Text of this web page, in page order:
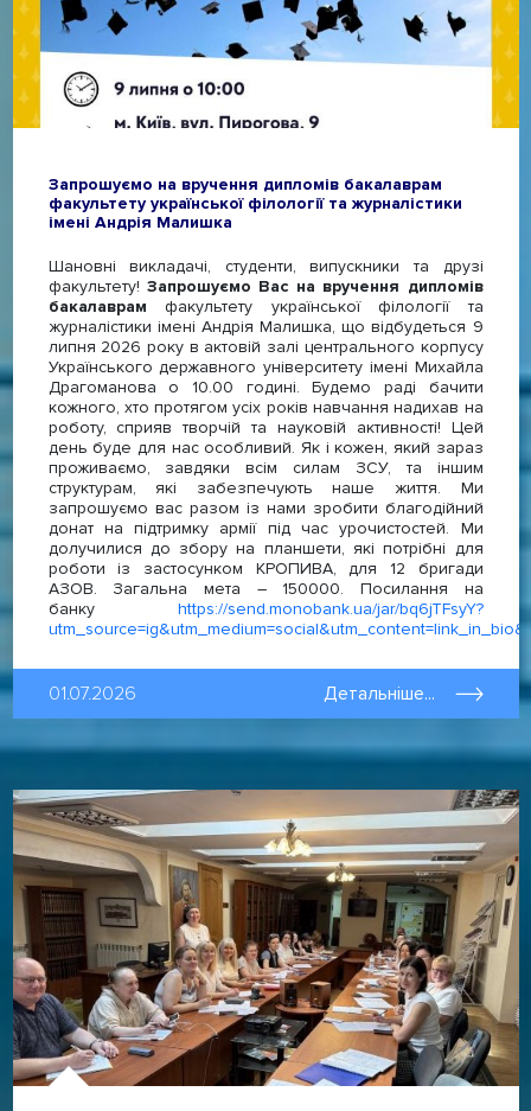
Запрошуємо на вручення дипломів бакалаврам
факультету української філології та журналістики
імені Андрія Малишка
Шановні викладачі, студенти, випускники та друзі
факультету! Запрошуємо Вас на вручення дипломів
бакалаврам факультету української філології та
журналістики імені Андрія Малишка, що відбудеться 9
липня 2026 року в актовій залі центрального корпусу
Українського державного університету імені Михайла
Драгоманова о 10.00 годині. Будемо раді бачити
кожного, хто протягом усіх років навчання надихав на
роботу, сприяв творчій та науковій активності! Цей
день буде для нас особливий. Як і кожен, який зараз
проживаємо, завдяки всім силам ЗСУ, та іншим
структурам, які забезпечують наше життя. Ми
запрошуємо вас разом із нами зробити благодійний
донат на підтримку армії під час урочистостей. Ми
долучилися до збору на планшети, які потрібні для
роботи із застосунком КРОПИВА, для 12 бригади
AЗОВ. Загальна мета – 150000. Посилання на
банку https://send.monobank.ua/jar/bq6jTFsyY?
01.07.2026 Детальніше...